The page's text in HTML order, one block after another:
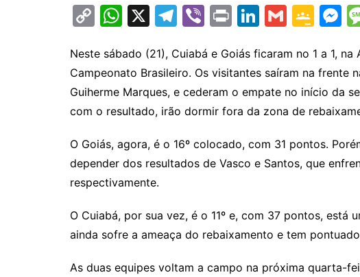
C
p
y
Li
k
W
at
s
A
p
X
T
e
gr
a
Vi
er
Pr
t
Li
k
e
dI
G
ai
l
G
o
gl
e
a
s
o
o
m
M
s
s
e
g
Neste sábado (21), Cuiabá e Goiás ficaram no 1 a 1,
Campeonato Brasileiro. Os visitantes saíram na frente
Guiherme Marques, e cederam o empate no início da
com o resultado, irão dormir fora da zona de
O Goiás, agora, é o 16º colocado, com 31 pontos.
depender dos resultados de Vasco e Santos, que
respectivamente.
O Cuiabá, por sua vez, é o 11º e, com 37 pontos, está
ainda sofre a ameaça do rebaixamento e tem
As duas equipes voltam a campo na próxima quarta-